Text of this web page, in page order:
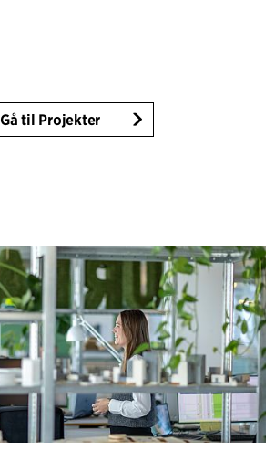
Gå til Projekter